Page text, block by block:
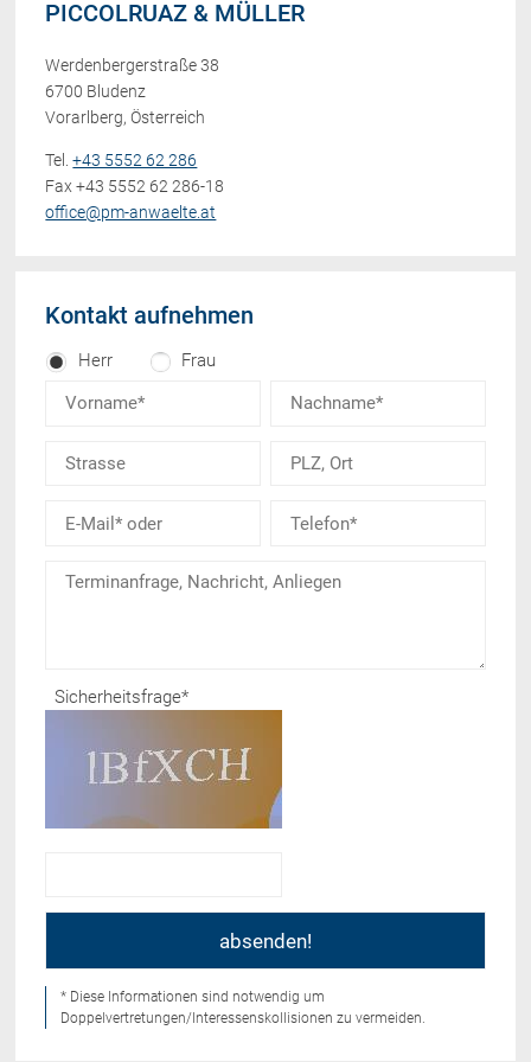
PICCOLRUAZ & MÜLLER
Werdenbergerstraße 38
6700 Bludenz
Vorarlberg, Österreich
Tel.+43 5552 62 286
Fax +43 5552 62 286-18
office@pm-anwaelte.at
Kontakt aufnehmen
Herr Frau
Sicherheitsfrage*
* Diese Informationen sind notwendig um
Doppelvertretungen/Interessenskollisionen zu vermeiden.